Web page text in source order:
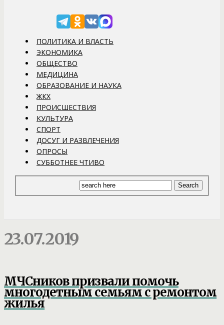
ПОЛИТИКА И ВЛАСТЬ
ЭКОНОМИКА
ОБЩЕСТВО
МЕДИЦИНА
ОБРАЗОВАНИЕ И НАУКА
ЖКХ
ПРОИСШЕСТВИЯ
КУЛЬТУРА
СПОРТ
ДОСУГ И РАЗВЛЕЧЕНИЯ
ОПРОСЫ
СУББОТНЕЕ ЧТИВО
23.07.2019
МЧСников призвали помочь
многодетным семьям с ремонтом
жилья